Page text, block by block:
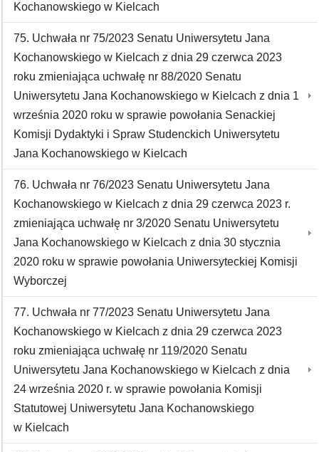
Kochanowskiego w Kielcach
75. Uchwała nr 75/2023 Senatu Uniwersytetu Jana
Kochanowskiego w Kielcach z dnia 29 czerwca 2023
roku zmieniająca uchwałę nr 88/2020 Senatu
Uniwersytetu Jana Kochanowskiego w Kielcach z dnia 1
września 2020 roku w sprawie powołania Senackiej
Komisji Dydaktyki i Spraw Studenckich Uniwersytetu
Jana Kochanowskiego w Kielcach
76. Uchwała nr 76/2023 Senatu Uniwersytetu Jana
Kochanowskiego w Kielcach z dnia 29 czerwca 2023 r.
zmieniająca uchwałę nr 3/2020 Senatu Uniwersytetu
Jana Kochanowskiego w Kielcach z dnia 30 stycznia
2020 roku w sprawie powołania Uniwersyteckiej Komisji
Wyborczej
77. Uchwała nr 77/2023 Senatu Uniwersytetu Jana
Kochanowskiego w Kielcach z dnia 29 czerwca 2023
roku zmieniająca uchwałę nr 119/2020 Senatu
Uniwersytetu Jana Kochanowskiego w Kielcach z dnia
24 września 2020 r. w sprawie powołania Komisji
Statutowej Uniwersytetu Jana Kochanowskiego
w Kielcach